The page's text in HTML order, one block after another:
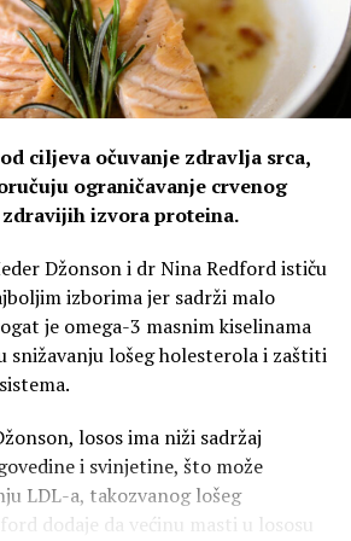
zaštitna barijera organizma
iritacije.
poput peckanja, nelagodnosti i
o reakciji organizma na
u vazduhu.
gripa ili upale grla – za njih su
ne možemo se zaraziti samo
vazduhu.
najveći problem
važan faktor. Iako hladan vazduh
problem su prljavi i neodržavani
redovno, u njima se mogu
buđ i drugi alergeni, koji se
ciljeva očuvanje zdravlja srca,
ograničavanje crvenog
zdravijih izvora proteina.
Džonson i dr Nina Redford ističu
izborima jer sadrži malo
je omega-3 masnim kiselinama
snižavanju lošeg holesterola i zaštiti
losos ima niži sadržaj
i svinjetine, što može
LDL-a, takozvanog lošeg
dodaje da većinu masti u lososu